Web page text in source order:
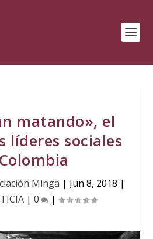
matando», el
líderes sociales
Minga | Jun 8, 2018 |
| 0 |